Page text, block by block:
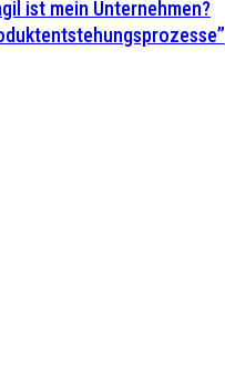
ist mein Unternehmen?